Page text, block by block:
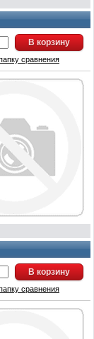
В корзину
сравнения
В корзину
сравнения